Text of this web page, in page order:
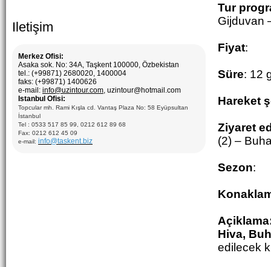
Iletişim
Merkez Ofisi:
Asaka sok. No: 34A, Taşkent 100000, Özbekistan
tel.: (+99871) 2680020, 1400004
faks: (+99871) 1400626
e-mail: info@uzintour.com, uzintour@hotmail.com
Istanbul Ofisi:
Topcular mh. Rami Kışla cd. Vantaş Plaza No: 58 Eyüpsultan
İstanbul
Tel : 0533 517 85 99, 0212 612 89 68
Fax: 0212 612 45 09
e-mail: info@taskent.biz
Tur
Gijduvan
Fiyat:
Süre: 12
Hareket
Ziyaret
(2) –
Sezon:
Hiva,
edilecek